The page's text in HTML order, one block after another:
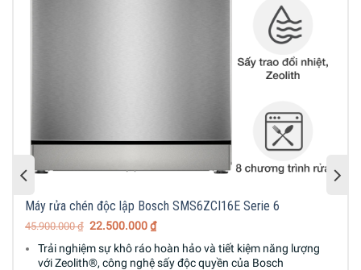
Máy rửa chén độc lập Bosch SMS6ZCI16E Serie 6
45.900.000₫ 22.500.000₫
Trải nghiệm sự khô ráo hoàn hảo và tiết kiệm năng lượng
với Zeolith®, công nghệ sấy độc quyền của Bosch